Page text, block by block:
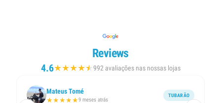
Reviews
4.6★★★★★
★992 avaliações nas nossas lojas
Mateus Tomé
★★★★★9 meses atrás
TUBARÃO